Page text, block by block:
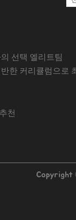
선택 엘리트팀
한 커리큘럼으로
천
Copyright